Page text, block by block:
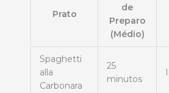
Prato
de
Preparo
(Médio)
Spaghetti
alla
Carbonara
25
minutos